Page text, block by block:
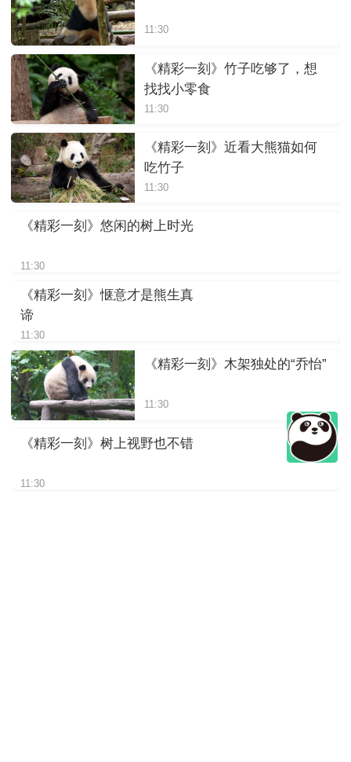
11:30
《精彩一刻》竹子吃够了，想
找找小零食
11:30
《精彩一刻》近看大熊猫如何
吃竹子
11:30
《精彩一刻》悠闲的树上时光
11:30
《精彩一刻》惬意才是熊生真
谛
11:30
《精彩一刻》木架独处的“乔怡”
11:30
《精彩一刻》树上视野也不错
11:30